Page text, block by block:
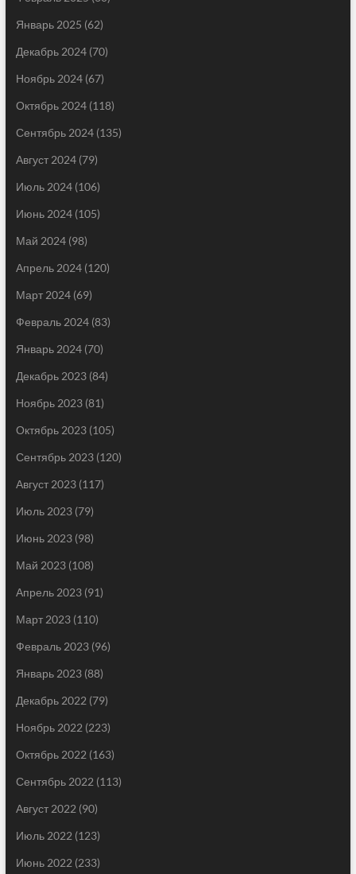
Январь 2025 (62)
Декабрь 2024(70)
Ноябрь 2024(67)
Октябрь 2024(118)
Сентябрь 2024(135)
Август 2024(79)
Июль 2024(106)
Июнь 2024(105)
Май 2024(98)
Апрель 2024(120)
Март 2024(69)
Февраль 2024(83)
Январь 2024(70)
Декабрь 2023(84)
Ноябрь 2023(81)
Октябрь 2023(105)
Сентябрь 2023(120)
Август 2023(117)
Июль 2023(79)
Июнь 2023(98)
Май 2023(108)
Апрель 2023(91)
Март 2023(110)
Февраль 2023(96)
Январь 2023(88)
Декабрь 2022 (79)
Ноябрь 2022 (223)
Октябрь 2022 (163)
Сентябрь 2022 (113)
Август 2022 (90)
Июль 2022 (123)
Июнь 2022 (233)